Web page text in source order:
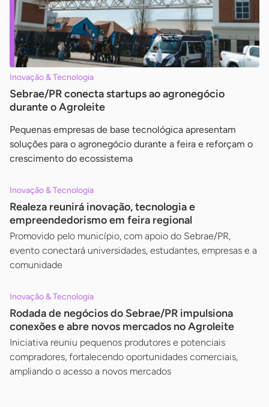
Inovação & Tecnologia
Sebrae/PR conecta startups ao agronegócio
durante o Agroleite
Pequenas empresas de base tecnológica apresentam
soluções para o agronegócio durante a feira e reforçam o
crescimento do ecossistema
Inovação & Tecnologia
Realeza reunirá inovação, tecnologia e
empreendedorismo em feira regional
Promovido pelo município, com apoio do Sebrae/PR,
evento conectará universidades, estudantes, empresas e a
comunidade
Inovação & Tecnologia
Rodada de negócios do Sebrae/PR impulsiona
conexões e abre novos mercados no Agroleite
Iniciativa reuniu pequenos produtores e potenciais
compradores, fortalecendo oportunidades comerciais,
ampliando o acesso a novos mercados